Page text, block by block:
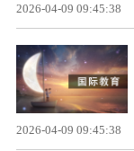
2026-04-09 09:45:38
2026-04-09 09:45:38